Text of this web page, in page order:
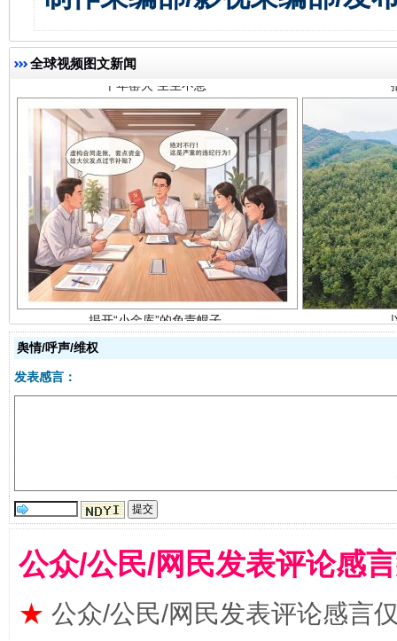
全球视频图文新闻
揭开“小金库”的免责幌子
舆情/呼声/维权
发表感言：
公众/公民/网民发表评论感
★ 公众/公民/网民发表评论感言